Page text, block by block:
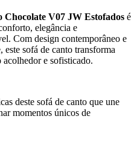
Chocolate V07 JW Estofados é
elegância e
Com design contemporâneo e
sofá de canto transforma
acolhedor e sofisticado.
deste sofá de canto que une
momentos únicos de